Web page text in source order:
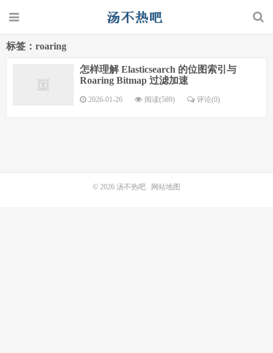
标签：roaring
怎样理解 Elasticsearch 的位图索引与
Roaring Bitmap 过滤加速
2026-01-26 阅读(589) 评论(0)
© 2026 汤不热吧 网站地图